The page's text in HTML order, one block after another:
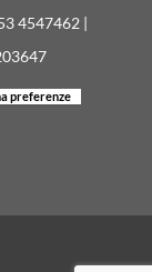
4547462 |
preferenze